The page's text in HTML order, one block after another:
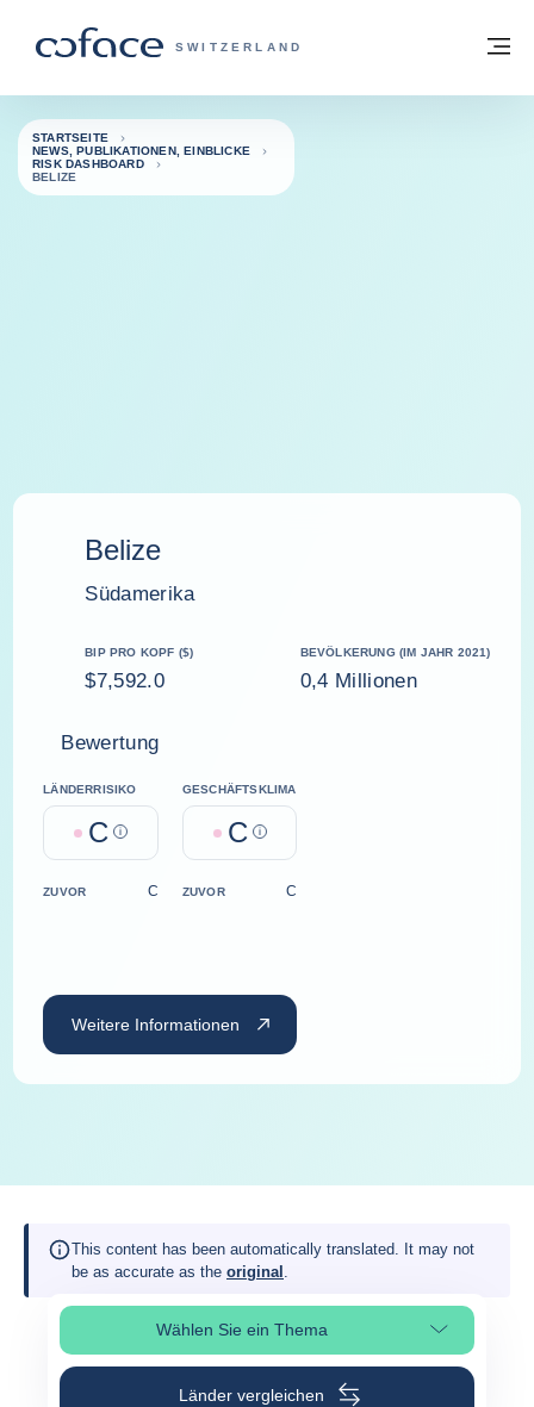
COFACE FOR TRADE - WEBSEITE DER
SWITZERLAND
Zurück zur Startseite
STARTSEITE
NEWS, PUBLIKATIONEN, EINBLICKE
RISK DASHBOARD
BELIZE
Belize
Südamerika
BIP PRO KOPF ($)
$7,592.0
BEVÖLKERUNG (IM JAHR 2021)
0,4 Millionen
Bewertung
LÄNDERRISIKO
C Help
GESCHÄFTSKLIMA
C Help
ZUVOR C ZUVOR C
Weitere Informationen
This content has been automatically translated. It may not
be as accurate as the original .
Wählen Sie ein ThemaSeitenabschnitt auswählen
Länder vergleichen